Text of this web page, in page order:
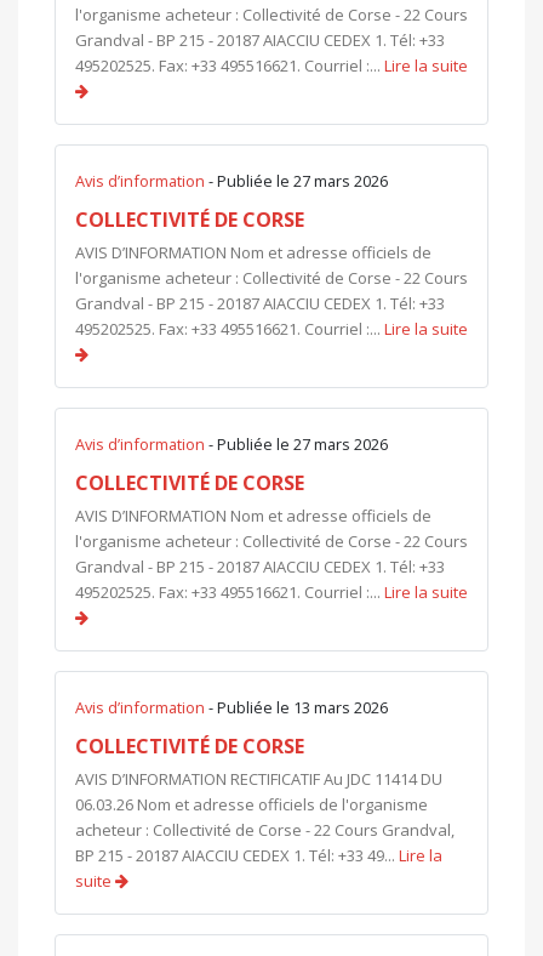
l'organisme acheteur : Collectivité de Corse - 22 Cours
Grandval - BP 215 - 20187 AIACCIU CEDEX 1. Tél: +33
495202525. Fax: +33 495516621. Courriel :... Lire la suite
Avis d’information - Publiée le 27 mars 2026
COLLECTIVITÉ DE CORSE
AVIS D’INFORMATION Nom et adresse officiels de
l'organisme acheteur : Collectivité de Corse - 22 Cours
Grandval - BP 215 - 20187 AIACCIU CEDEX 1. Tél: +33
495202525. Fax: +33 495516621. Courriel :... Lire la suite
Avis d’information - Publiée le 27 mars 2026
COLLECTIVITÉ DE CORSE
AVIS D’INFORMATION Nom et adresse officiels de
l'organisme acheteur : Collectivité de Corse - 22 Cours
Grandval - BP 215 - 20187 AIACCIU CEDEX 1. Tél: +33
495202525. Fax: +33 495516621. Courriel :... Lire la suite
Avis d’information - Publiée le 13 mars 2026
COLLECTIVITÉ DE CORSE
AVIS D’INFORMATION RECTIFICATIF Au JDC 11414 DU
06.03.26 Nom et adresse officiels de l'organisme
acheteur : Collectivité de Corse - 22 Cours Grandval,
BP 215 - 20187 AIACCIU CEDEX 1. Tél: +33 49... Lire la
suite